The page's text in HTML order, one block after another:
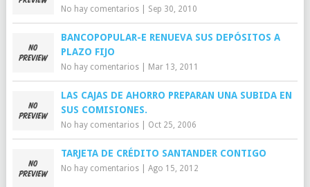
No hay comentarios| Sep 30, 2010
BANCOPOPULAR-E RENUEVA SUS DEPÓSITOS A
PLAZO FIJO
No hay comentarios| Mar 13, 2011
LAS CAJAS DE AHORRO PREPARAN UNA SUBIDA EN
SUS COMISIONES.
No hay comentarios| Oct 25, 2006
TARJETA DE CRÉDITO SANTANDER CONTIGO
No hay comentarios| Ago 15, 2012